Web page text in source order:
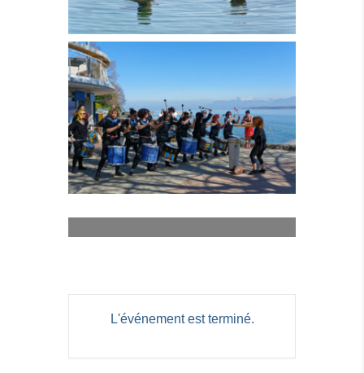
L'événement est terminé.